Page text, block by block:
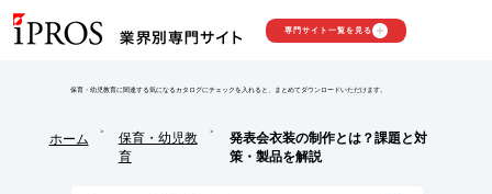
専門サイト一覧を見る
保育・幼児教育に関連する気になるカタログにチェックを入れると、まとめてダウンロードいただけます。
ホーム
>
保育・幼児教
育
>
発表会衣装の制作とは？課題と対
策・製品を解説